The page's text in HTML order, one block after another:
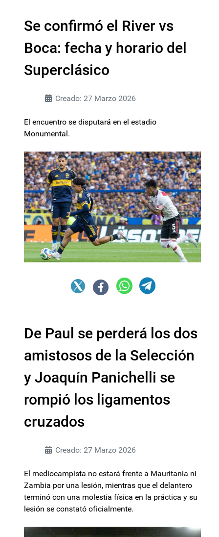
Se confirmó el River vs
Boca: fecha y horario del
Superclásico
Creado: 27 Marzo 2026
El encuentro se disputará en el estadio
Monumental.
De Paul se perderá los dos
amistosos de la Selección
y Joaquín Panichelli se
rompió los ligamentos
cruzados
Creado: 27 Marzo 2026
El mediocampista no estará frente a Mauritania ni
Zambia por una lesión, mientras que el delantero
terminó con una molestia física en la práctica y su
lesión se constató oficialmente.